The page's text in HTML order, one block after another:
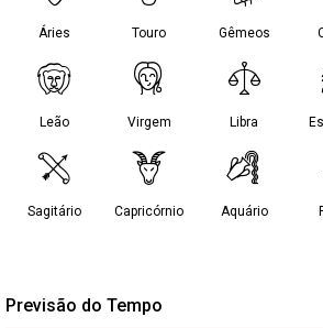
Previsão do Tempo